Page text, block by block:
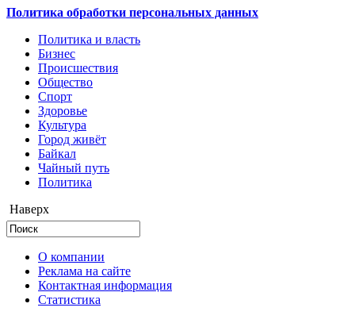
Политика обработки персональных данных
Политика и власть
Бизнес
Происшествия
Общество
Cпорт
Здоровье
Культура
Город живёт
Байкал
Чайный путь
Политика
Наверх
О компании
Реклама на сайте
Контактная информация
Статистика